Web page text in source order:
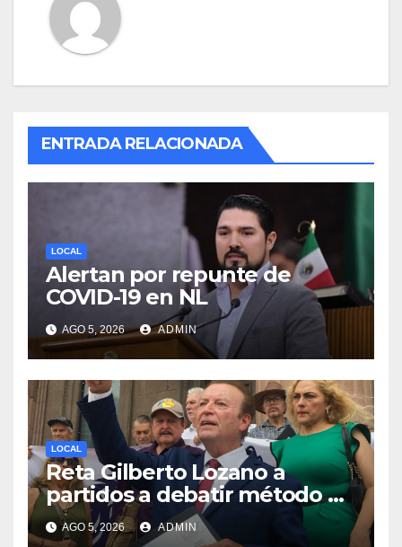
ENTRADA RELACIONADA
LOCAL
Alertan por repunte de
COVID-19 en NL
AGO 5, 2026 ADMIN
LOCAL
Reta Gilberto Lozano a
partidos a debatir método de
designación de candidato a
gubernatura de NL
AGO 5, 2026 ADMIN